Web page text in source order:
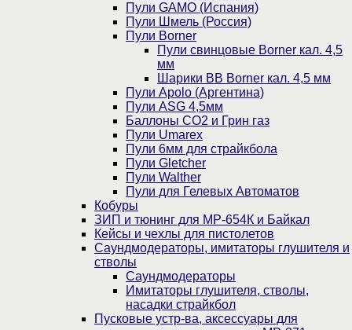
Пули GAMO (Испания)
Пули Шмель (Россия)
Пули Borner
Пули свинцовые Borner кал. 4,5
мм
Шарики BB Borner кал. 4,5 мм
Пули Apolo (Аргентина)
Пули ASG 4,5мм
Баллоны CO2 и Грин газ
Пули Umarex
Пули 6мм для страйкбола
Пули Gletcher
Пули Walther
Пули для Гелевых Автоматов
Кобуры
ЗИП и тюнинг для МР-654К и Байкал
Кейсы и чехлы для пистолетов
Саундмодераторы, имитаторы глушителя и
стволы
Саундмодераторы
Имитаторы глушителя, стволы,
насадки страйкбол
Пусковые устр-ва, аксессуары для